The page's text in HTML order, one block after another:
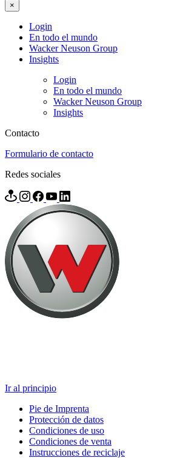
×
Login
En todo el mundo
Wacker Neuson Group
Insights
Login
En todo el mundo
Wacker Neuson Group
Insights
Contacto
Formulario de contacto
Redes sociales
Ir al principio
Pie de Imprenta
Protección de datos
Condiciones de uso
Condiciones de venta
Instrucciones de reciclaje